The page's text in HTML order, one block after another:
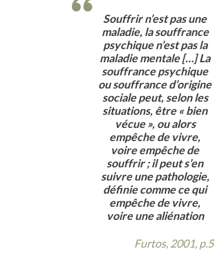
Souffrir n’est pas une
maladie, la souffrance
psychique n’est pas la
maladie mentale[…]La
souffrance psychique
ou souffrance d’origine
sociale peut, selon les
situations, être « bien
vécue », ou alors
empêche de vivre,
voire empêche de
souffrir ; il peut s’en
suivre une pathologie,
définie comme ce qui
empêche de vivre,
voire une aliénation
Furtos, 2001, p.5